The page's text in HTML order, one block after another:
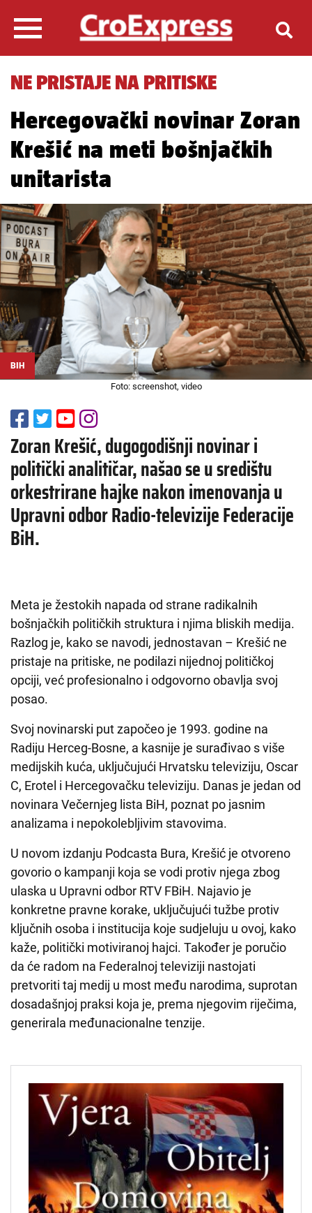
NE PRISTAJE NA PRITISKE
Hercegovački novinar Zoran
Krešić na meti bošnjačkih
unitarista
BIH
Foto: screenshot, video
Zoran Krešić, dugogodišnji novinar i
politički analitičar, našao se u središtu
orkestrirane hajke nakon imenovanja u
Upravni odbor Radio-televizije Federacije
BiH.
Meta je žestokih napada od strane radikalnih
bošnjačkih političkih struktura i njima bliskih medija.
Razlog je, kako se navodi, jednostavan – Krešić ne
pristaje na pritiske, ne podilazi nijednoj političkoj
opciji, već profesionalno i odgovorno obavlja svoj
posao.
Svoj novinarski put započeo je 1993. godine na
Radiju Herceg-Bosne, a kasnije je surađivao s više
medijskih kuća, uključujući Hrvatsku televiziju, Oscar
C, Erotel i Hercegovačku televiziju. Danas je jedan od
novinara Večernjeg lista BiH, poznat po jasnim
analizama i nepokolebljivim stavovima.
U novom izdanju Podcasta Bura, Krešić je otvoreno
govorio o kampanji koja se vodi protiv njega zbog
ulaska u Upravni odbor RTV FBiH. Najavio je
konkretne pravne korake, uključujući tužbe protiv
ključnih osoba i institucija koje sudjeluju u ovoj, kako
kaže, politički motiviranoj hajci. Također je poručio
da će radom na Federalnoj televiziji nastojati
pretvoriti taj medij u most među narodima, suprotan
dosadašnjoj praksi koja je, prema njegovim riječima,
generirala međunacionalne tenzije.